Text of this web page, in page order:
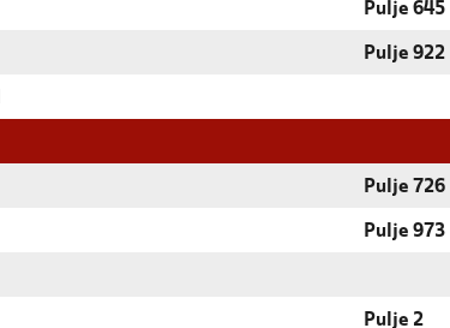
Pulje 645
Pulje 922
Pulje 726
Pulje 973
Pulje 2